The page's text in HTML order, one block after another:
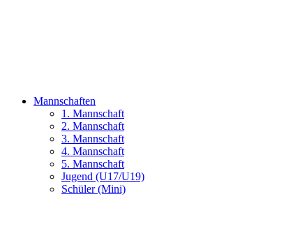
Mannschaften
1. Mannschaft
2. Mannschaft
3. Mannschaft
4. Mannschaft
5. Mannschaft
Jugend (U17/U19)
Schüler (Mini)